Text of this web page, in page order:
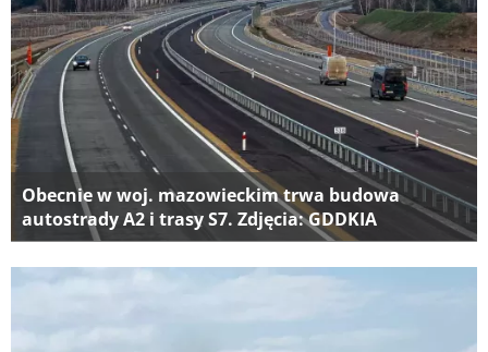
Obecnie w woj. mazowieckim trwa budowa
autostrady A2 i trasy S7. Zdjęcia: GDDKIA